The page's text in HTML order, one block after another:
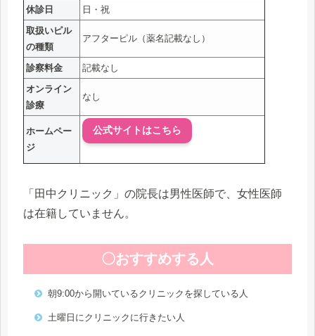
休診日
日・祝
取扱いピル
の種類
アフターピル（薬名記載なし）
診察料金
記載なし
オンライン
診療
なし
ホームペー
ジ
公式サイトはこちら
「田中クリニック」の院長は男性医師で、女性医師
は在籍していません。
〇おすすめする人
朝9:00から開いているクリニックを探している人
土曜日にクリニックに行きたい人